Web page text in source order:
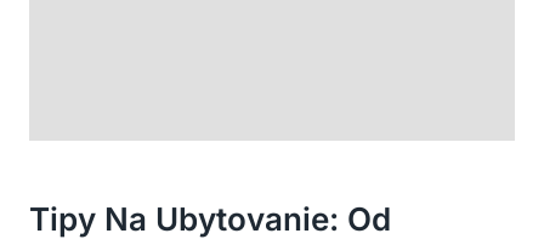
Tipy Na Ubytovanie: Od